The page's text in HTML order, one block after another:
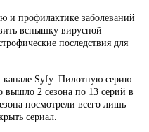
и профилактике заболеваний
вспышку вирусной
последствия для
канале Syfy. Пилотную серию
вышло 2 сезона по 13 серий в
посмотрели всего лишь
сериал.